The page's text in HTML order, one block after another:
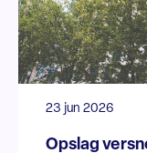
23 jun 2026
Opslag